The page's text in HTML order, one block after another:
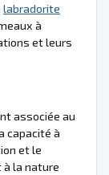
labradorite
à
et leurs
associée au
capacité à
et le
la nature